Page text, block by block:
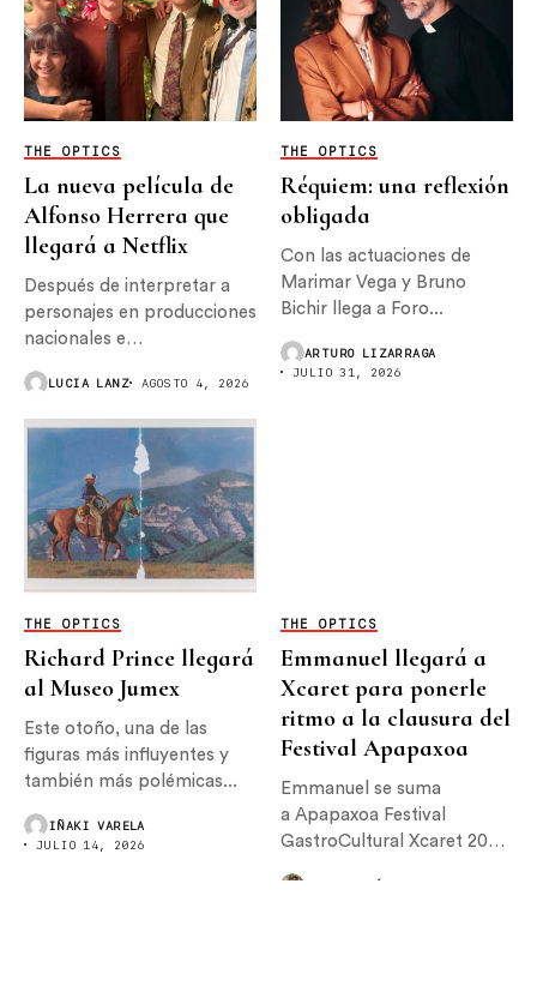
THE OPTICS
La nueva película de
Alfonso Herrera que
llegará a Netflix
Después de interpretar a
personajes en producciones
nacionales e
Herrera...
LUCIA LANZ AGOSTO 4, 2026
THE OPTICS
Réquiem: una reflexión
obligada
Con las actuaciones de
Marimar Vega y Bruno
Bichir llega a Foro...
ARTURO LIZARRAGA
JULIO 31, 2026
THE OPTICS
Richard Prince llegará
al Museo Jumex
Este otoño, una de las
figuras más influyentes y
también más polémicas...
IÑAKI VARELA
JULIO 14, 2026
THE OPTICS
Emmanuel llegará a
Xcaret para ponerle
ritmo a la clausura del
Festival Apapaxoa
Emmanuel se suma
a Apapaxoa Festival
GastroCultural Xcaret 2026,
JORGE ALFÉREZ